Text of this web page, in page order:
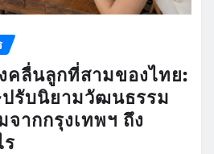
คลื่นลูกที่สามของไทย:
รับนิยามวัฒนธรรม
ากกรุงเทพฯ ถึง